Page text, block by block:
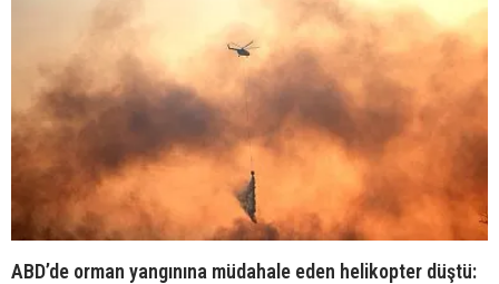
ABD’de orman yangınına müdahale eden helikopter düştü: